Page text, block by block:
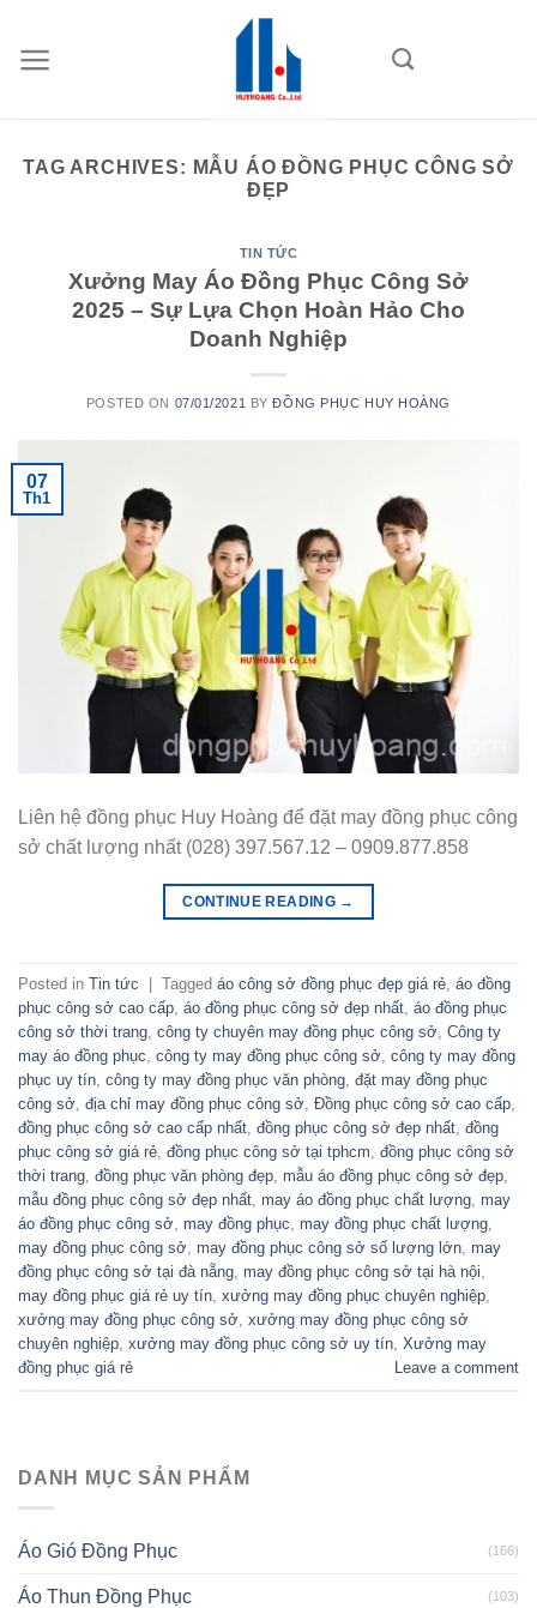
content
TAG ARCHIVES: MẪU ÁO ĐỒNG PHỤC CÔNG SỞ
ĐẸP
TIN TỨC
Xưởng May Áo Đồng Phục Công Sở
2025 – Sự Lựa Chọn Hoàn Hảo Cho
Doanh Nghiệp
POSTED ON 07/01/2021 BYĐỒNG PHỤC HUY HOÀNG
07
Th1
Liên hệ đồng phục Huy Hoàng để đặt may đồng phục công
sở chất lượng nhất (028) 397.567.12 – 0909.877.858
CONTINUE READING →
Posted in Tin tức | Tagged áo công sở đồng phục đẹp giá rẻ áo đồng
phục công sở cao cấp áo đồng phục công sở đẹp nhất áo đồng phục
công sở thời trang công ty chuyên may đồng phục công sở Công ty
may áo đồng phục công ty may đồng phục công sở công ty may đồng
phục uy tín công ty may đồng phục văn phòng đặt may đồng phục
công sở địa chỉ may đồng phục công sở Đồng phục công sở cao cấp
đồng phục công sở cao cấp nhất đồng phục công sở đẹp nhất đồng
phục công sở giá rẻ đồng phục công sở tại tphcm đồng phục công sở
thời trang đồng phục văn phòng đẹp mẫu áo đồng phục công sở đẹp
mẫu đồng phục công sở đẹp nhất may áo đồng phục chất lượng may
áo đồng phục công sở may đồng phục may đồng phục chất lượng
may đồng phục công sở may đồng phục công sở số lượng lớn may
đồng phục công sở tại đà nẵng may đồng phục công sở tại hà nội
may đồng phục giá rẻ uy tín xưởng may đồng phục chuyên nghiệp
xưởng may đồng phục công sở xưởng may đồng phục công sở
chuyên nghiệp xưởng may đồng phục công sở uy tín Xưởng may
đồng phục giá rẻ
Leave a comment
DANH MỤC SẢN PHẨM
Áo Gió Đồng Phục (166)
Áo Thun Đồng Phục (103)